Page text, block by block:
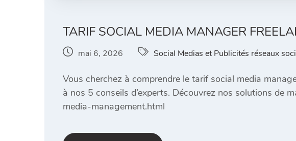
TARIF SOCIAL MEDIA MANAGER
mai 6, 2026 Social Medias et Publicités réseaux
Vous cherchez à comprendre le tarif social media
à nos 5 conseils d’experts. Découvrez nos solutions
media-management.html